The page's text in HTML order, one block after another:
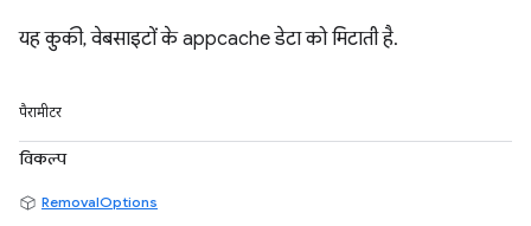
यह कुकी, वेबसाइटों के appcache डेटा को मिटाती है.
पैरामीटर
विकल्प
RemovalOptions